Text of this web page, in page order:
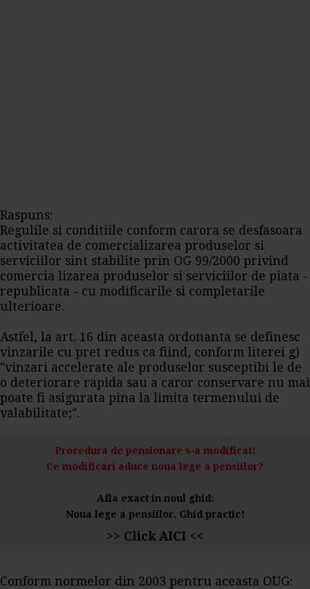
Raspuns:
Regulile si conditiile conform carora se desfasoara
activitatea de comercializarea produselor si
serviciilor sint stabilite prin OG 99/2000 privind
comercia lizarea produselor si serviciilor de piata -
republicata - cu modificarile si completarile
ulterioare.
Astfel, la art. 16 din aceasta ordonanta se definesc
vinzarile cu pret redus ca fiind, conform literei g)
"vinzari accelerate ale produselor susceptibi le de
o deteriorare rapida sau a caror conservare nu mai
poate fi asigurata pina la limita termenului de
valabilitate;".
Procedura de pensionare s-a modificat!
Ce modificari aduce noua lege a pensiilor?
Afla exact in noul ghid:
Noua lege a pensiilor. Ghid practic!
>> Click AICI <<
Conform normelor din 2003 pentru aceasta OUG: